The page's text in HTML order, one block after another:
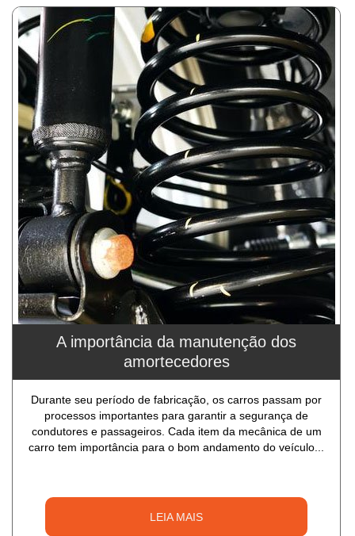
A importância da manutenção dos
amortecedores
Durante seu período de fabricação, os carros passam por
processos importantes para garantir a segurança de
condutores e passageiros. Cada item da mecânica de um
carro tem importância para o bom andamento do veículo...
LEIA MAIS